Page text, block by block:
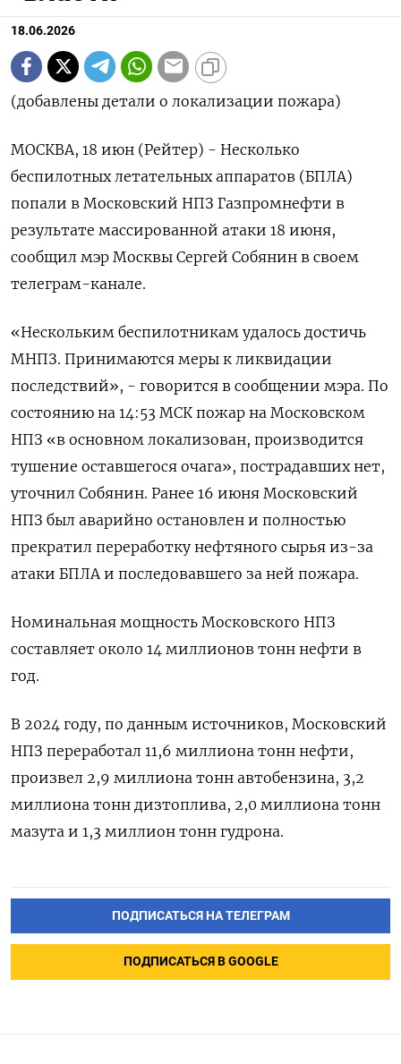
18.06.2026
(добавлены детали о локализации пожара)
МОСКВА, 18 июн (Рейтер) - Несколько
беспилотных летательных аппаратов (БПЛА)
попали ‌в Московский НПЗ Газпромнефти в
результате массированной атаки 18 июня,
сообщил мэр ​Москвы Сергей ​Собянин ​в своем
⁠телеграм-канале.
«Нескольким беспилотникам удалось ‌достичь
МНПЗ. Принимаются меры ‌к ликвидации
последствий», - говорится в сообщении ​мэра. По
состоянию на 14:53 ‌МСК пожар на Московском ​
НПЗ «в основном локализован, производится
тушение оставшегося ‌очага», пострадавших нет,
уточнил Собянин. Ранее 16 июня Московский
НПЗ был ​аварийно ​остановлен ‌и полностью
прекратил переработку нефтяного сырья ​из-за
атаки БПЛА и последовавшего за ней пожара.
Номинальная мощность Московского НПЗ
составляет около 14 миллионов тонн нефти в
год.
В 2024 году, по ​данным источников, ⁠Московский
НПЗ переработал 11,6 миллиона тонн нефти,
‌произвел 2,9 миллиона тонн автобензина, ‌3,2
миллиона тонн дизтоплива, 2,0 ​миллиона тонн
мазута и 1,3 ‌миллион тонн гудрона.
ПОДПИСАТЬСЯ НА ТЕЛЕГРАМ
ПОДПИСАТЬСЯ В GOOGLE